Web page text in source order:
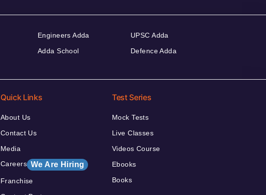
Engineers Adda
Adda School
UPSC Adda
Defence Adda
Quick Links
About Us
Contact Us
Media
Careers We Are Hiring
Franchise
Test Series
Mock Tests
Live Classes
Videos Course
Ebooks
Books